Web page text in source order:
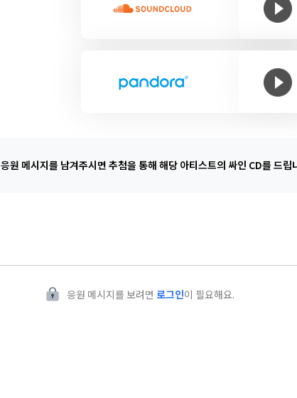
응원 메시지를 남겨주시면 추첨을 통해 해당 아티스트의 싸인 CD를 드립
응원 메시지를 보려면 로그인이 필요해요.